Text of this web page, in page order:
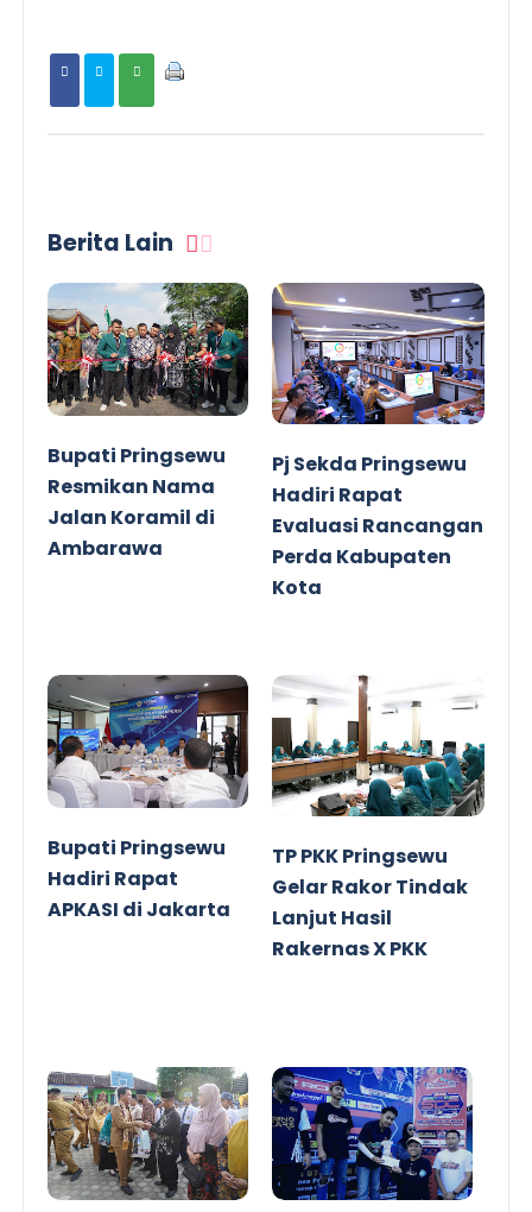
Berita Lain
Bupati Pringsewu
Resmikan Nama
Jalan Koramil di
Ambarawa
Pj Sekda Pringsewu
Hadiri Rapat
Evaluasi Rancangan
Perda Kabupaten
Kota
Bupati Pringsewu
Hadiri Rapat
APKASI di Jakarta
TP PKK Pringsewu
Gelar Rakor Tindak
Lanjut Hasil
Rakernas X PKK